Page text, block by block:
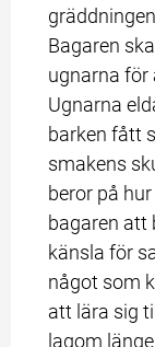
Bagaren
ugnarna för
Ugnarna
barken fått
smakens
beror på
bagaren att
känsla för
något som
att lära sig
lagom